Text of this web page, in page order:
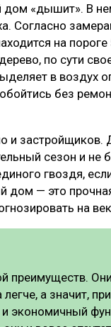
«дышит». В
Согласно
на
по сути
в воздух
без
и застройщиков.
сезон и не
гвоздя,
дом — это
на
а значит,
экономичный